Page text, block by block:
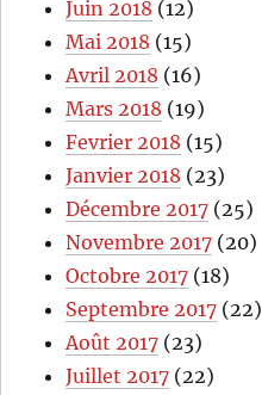
Juin 2018 (12)
Mai 2018 (15)
Avril 2018 (16)
Mars 2018 (19)
Fevrier 2018 (15)
Janvier 2018 (23)
Décembre 2017 (25)
Novembre 2017 (20)
Octobre 2017 (18)
Septembre 2017 (22)
Août 2017 (23)
Juillet 2017 (22)